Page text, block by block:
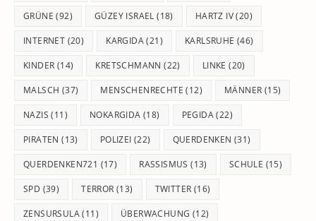
GRÜNE (92) GÜZEY ISRAEL (18) HARTZ IV(20)
INTERNET (20) KARGIDA(21) KARLSRUHE (46)
KINDER (14) KRETSCHMANN (22) LINKE (20)
MALSCH (37) MENSCHENRECHTE (12) MÄNNER (15)
NAZIS (11) NOKARGIDA (18) PEGIDA(22)
PIRATEN (13) POLIZEI (22) QUERDENKEN (31)
QUERDENKEN721 (17) RASSISMUS (13) SCHULE (15)
SPD (39) TERROR (13) TWITTER (16)
ZENSURSULA(11) ÜBERWACHUNG (12)